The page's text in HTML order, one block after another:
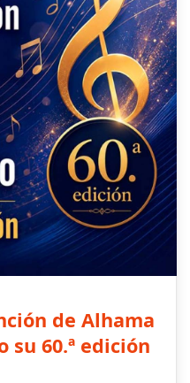
de Alhama
su 60.ª edición